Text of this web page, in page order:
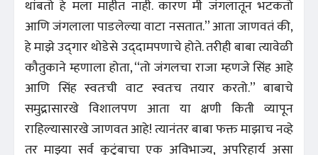
थांबतो हे मला माहीत नाही. कारण मी जंगलातून भटकतो
आणि जंगलाला पाडलेल्या वाटा नसतात.’’ आता जाणवतं की,
हे माझे उद्‌गार थोडेसे उद्‌दामपणाचे होते. तरीही बाबा त्यावेळी
कौतुकाने म्हणाला होता, ‘‘तो जंगलचा राजा म्हणजे सिंह आहे
आणि सिंह स्वतःची वाट स्वतःच तयार करतो.’’ बाबाचे
समुद्रासारखे विशालपण आता या क्षणी किती व्यापून
राहिल्यासारखे जाणवत आहे! त्यानंतर बाबा फक्त माझाच नव्हे
तर माझ्या सर्व कुटुंबाचा एक अविभाज्य, अपरिहार्य असा